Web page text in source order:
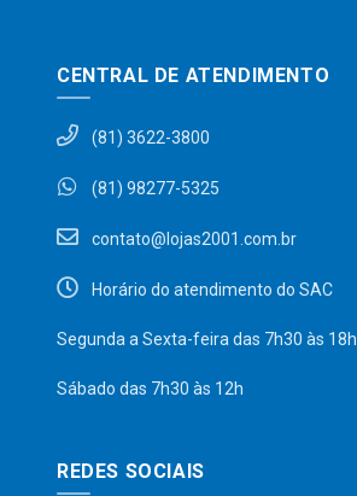
CENTRAL DE ATENDIMENTO
(81) 3622-3800
(81) 98277-5325
contato@lojas2001.com.br
Horário do atendimento do SAC
Segunda a Sexta-feira das 7h30 às 18h
Sábado das 7h30 às 12h
REDES SOCIAIS